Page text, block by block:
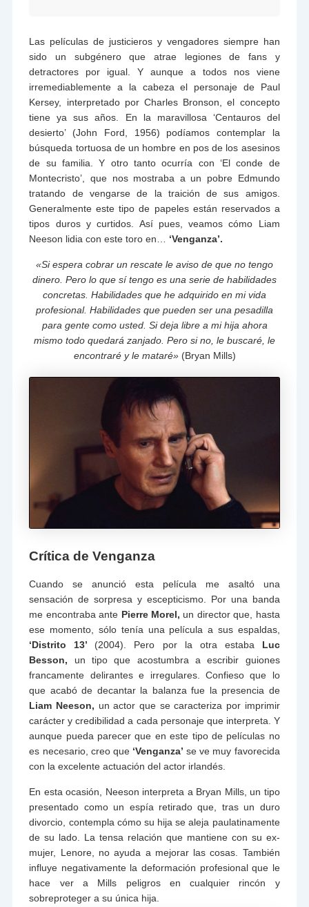
Las películas de justicieros y vengadores siempre han
sido un subgénero que atrae legiones de fans y
detractores por igual. Y aunque a todos nos viene
irremediablemente a la cabeza el personaje de Paul
Kersey, interpretado por Charles Bronson, el concepto
tiene ya sus años. En la maravillosa ‘Centauros del
desierto’ (John Ford, 1956) podíamos contemplar la
búsqueda tortuosa de un hombre en pos de los asesinos
de su familia. Y otro tanto ocurría con ‘El conde de
Montecristo’, que nos mostraba a un pobre Edmundo
tratando de vengarse de la traición de sus amigos.
Generalmente este tipo de papeles están reservados a
tipos duros y curtidos. Así pues, veamos cómo Liam
Neeson lidia con este toro en… ‘Venganza’.
«Si espera cobrar un rescate le aviso de que no tengo
dinero. Pero lo que sí tengo es una serie de habilidades
concretas. Habilidades que he adquirido en mi vida
profesional. Habilidades que pueden ser una pesadilla
para gente como usted. Si deja libre a mi hija ahora
mismo todo quedará zanjado. Pero si no, le buscaré, le
encontraré y le mataré» (Bryan Mills)
Crítica de Venganza
Cuando se anunció esta película me asaltó una
sensación de sorpresa y escepticismo. Por una banda
me encontraba ante Pierre Morel, un director que, hasta
ese momento, sólo tenía una película a sus espaldas,
‘Distrito 13’ (2004). Pero por la otra estaba Luc
Besson, un tipo que acostumbra a escribir guiones
francamente delirantes e irregulares. Confieso que lo
que acabó de decantar la balanza fue la presencia de
Liam Neeson, un actor que se caracteriza por imprimir
carácter y credibilidad a cada personaje que interpreta. Y
aunque pueda parecer que en este tipo de películas no
es necesario, creo que ‘Venganza’ se ve muy favorecida
con la excelente actuación del actor irlandés.
En esta ocasión, Neeson interpreta a Bryan Mills, un tipo
presentado como un espía retirado que, tras un duro
divorcio, contempla cómo su hija se aleja paulatinamente
de su lado. La tensa relación que mantiene con su ex-
mujer, Lenore, no ayuda a mejorar las cosas. También
influye negativamente la deformación profesional que le
hace ver a Mills peligros en cualquier rincón y
sobreproteger a su única hija.